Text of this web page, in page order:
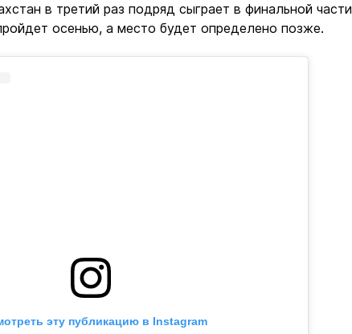
в третий раз подряд сыграет в финальной части
осенью, а место будет определено позже.
эту публикацию в Instagram